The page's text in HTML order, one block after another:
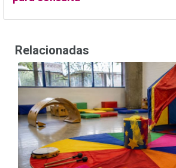
Relacionadas